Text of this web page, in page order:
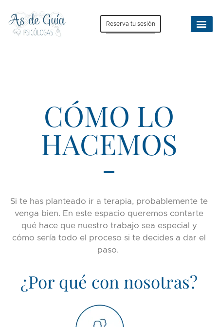
Reserva tu sesión
CÓMO LO
HACEMOS
Si te has planteado ir a terapia, probablemente te
venga bien. En este espacio queremos contarte
qué hace que nuestro trabajo sea especial y
cómo sería todo el proceso si te decides a dar el
paso.
¿Por qué con nosotras?